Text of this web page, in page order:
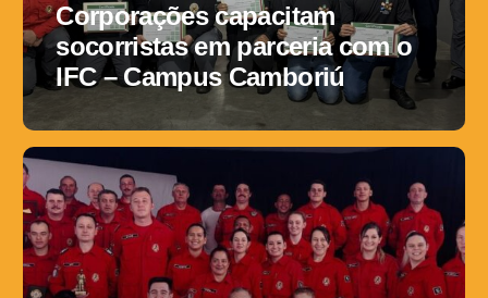
Corporações capacitam
socorristas em parceria com o
IFC – Campus Camboriú